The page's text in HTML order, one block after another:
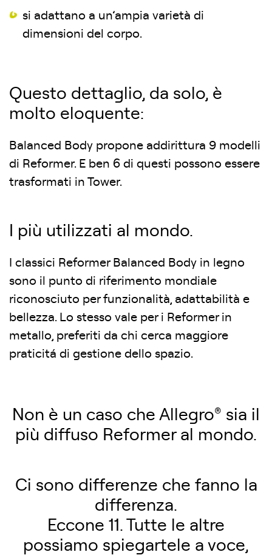
si adattano a un’ampia varietà di
dimensioni del corpo.
Questo dettaglio, da solo, è
molto eloquente:
Balanced Body propone addirittura 9 modelli
di Reformer. E ben 6 di questi possono essere
trasformati in Tower.
I più utilizzati al mondo.
I classici Reformer Balanced Body in legno
sono il punto di riferimento mondiale
riconosciuto per funzionalità, adattabilità e
bellezza. Lo stesso vale per i Reformer in
metallo, preferiti da chi cerca maggiore
praticitá di gestione dello spazio.
Non è un caso che Allegro® sia il
più diffuso Reformer al mondo.
Ci sono differenze che fanno la
differenza.
Eccone 11. Tutte le altre
possiamo spiegartele a voce,